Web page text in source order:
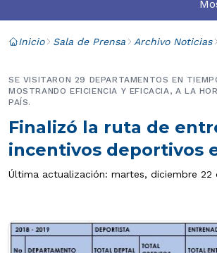
Inicio Sala de Prensa Archivo Noticias
Finalizó la ruta de
incentivos deportivos
SE VISITARON 29 DEPARTAMENTOS EN
MOSTRANDO EFICIENCIA Y EFICACIA, A LA
PAÍS.
Última actualización: martes, diciembre 22